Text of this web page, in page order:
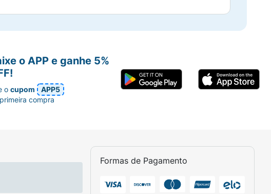
saudável e ativo dos pequenos.
que a criança consuma legumes de forma
!
Formas de Pagamento
o APP e ganhe 5%
ocupom
APP5
compra